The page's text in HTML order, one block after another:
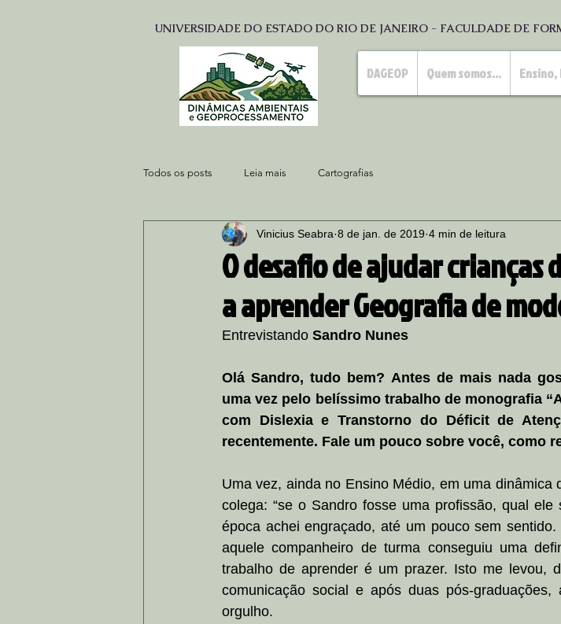
UNIVERSIDADE DO ESTADO DO RIO DE JANEIRO - FACULDADE DE
DAGEOP Quem somos...
Todos os posts Leia mais Cartografias
O desafio de ajudar crianças
a aprender Geografia de
Vinicius Seabra 8 de jan. de 2019 4 min de leitura
Entrevistando Sandro Nunes
Olá Sandro, tudo bem? Antes de mais nada
uma vez pelo belíssimo trabalho de monografia
com Dislexia e Transtorno do Déficit de
recentemente. Fale um pouco sobre você, como
Uma vez, ainda no Ensino Médio, em uma dinâmica
colega: “se o Sandro fosse uma profissão, qual ele
época achei engraçado, até um pouco sem
aquele companheiro de turma conseguiu uma
trabalho de aprender é um prazer. Isto me levou,
comunicação social e após duas pós-
orgulho.